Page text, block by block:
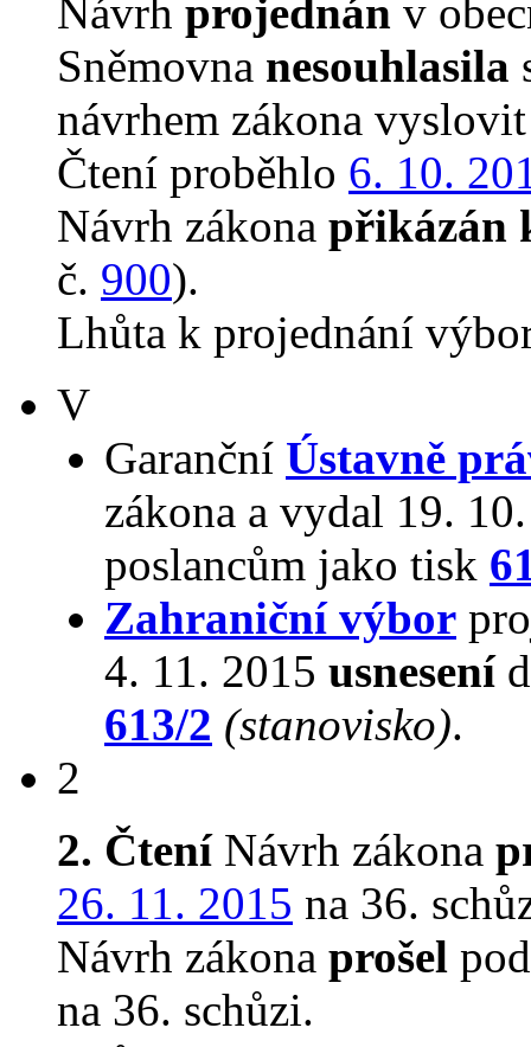
Návrh projednán v
Sněmovna nesouhlasila
návrhem zákona
Čtení proběhlo 6. 10.
Návrh zákona přikázán
č. 900).
Lhůta k projednání
V
Garanční Ústavně
zákona a vydal 19.
poslancům jako tisk
Zahraniční výbor
4. 11. 2015 usnesení
613/2 (stanovisko).
2
2. ČteníNávrh zákona
26. 11. 2015 na 36.
Návrh zákona prošel
na 36. schůzi.